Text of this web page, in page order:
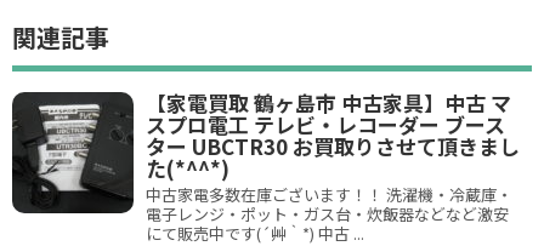
関連記事
【家電買取 鶴ヶ島市 中古家具】中古 マ
スプロ電工 テレビ・レコーダー ブース
ター UBCTR30 お買取りさせて頂きまし
た(*^^*)
中古家電多数在庫ございます！！ 洗濯機・冷蔵庫・
電子レンジ・ポット・ガス台・炊飯器などなど激安
にて販売中です(´艸｀*) 中古 ...